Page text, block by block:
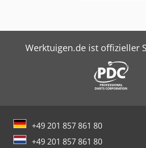
Maschinen sehr kurze Lieferzeiten ab
Werktuigen.de ist offizieller
+49 201 857 861 80
+49 201 857 861 80